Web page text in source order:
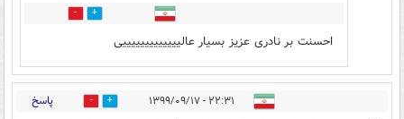
1
احسنت بر نادری عزیز بسیار عالیییییییییییییی
۲۲:۳۱ - ۱۳۹۹/۰۹/۱۷ 5 پاسخ